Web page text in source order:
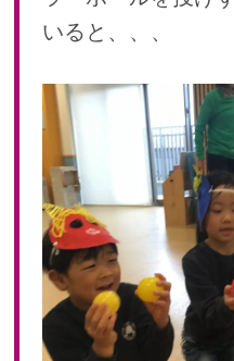
いると、、、